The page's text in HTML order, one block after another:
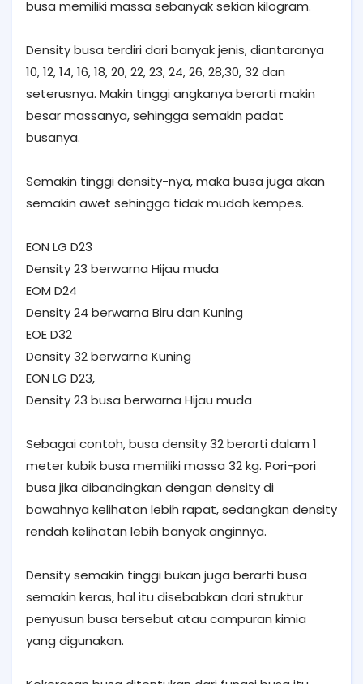
busa memiliki massa sebanyak sekian kilogram.
Density busa terdiri dari banyak jenis, diantaranya
10, 12, 14, 16, 18, 20, 22, 23, 24, 26, 28,30, 32 dan
seterusnya. Makin tinggi angkanya berarti makin
besar massanya, sehingga semakin padat
busanya.
Semakin tinggi density-nya, maka busa juga akan
semakin awet sehingga tidak mudah kempes.
EON LG D23
Density 23 berwarna Hijau muda
EOM D24
Density 24 berwarna Biru dan Kuning
EOE D32
Density 32 berwarna Kuning
EON LG D23,
Density 23 busa berwarna Hijau muda
Sebagai contoh, busa density 32 berarti dalam 1
meter kubik busa memiliki massa 32 kg. Pori-pori
busa jika dibandingkan dengan density di
bawahnya kelihatan lebih rapat, sedangkan density
rendah kelihatan lebih banyak anginnya.
Density semakin tinggi bukan juga berarti busa
semakin keras, hal itu disebabkan dari struktur
penyusun busa tersebut atau campuran kimia
yang digunakan.